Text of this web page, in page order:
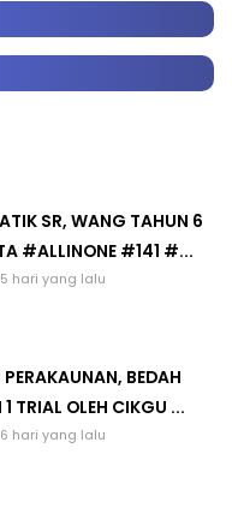
SR, WANG TAHUN 6
#ALLINONE #141 #...
5 hari yang lalu
BEDAH
TRIAL OLEH CIKGU ...
6 hari yang lalu